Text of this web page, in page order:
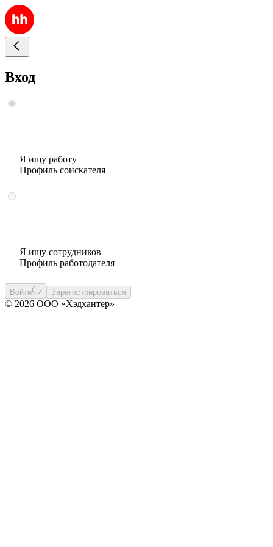
Вход
Я ищу работу
Профиль соискателя
Я ищу сотрудников
Профиль работодателя
Войти Зарегистрироваться
© 2026 ООО «Хэдхантер»